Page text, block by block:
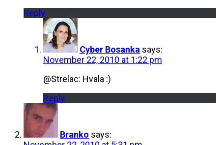
Reply
Cyber Bosanka says:
November 22, 2010 at 1:22 pm
@Strelac: Hvala :)
Reply
Branko says: